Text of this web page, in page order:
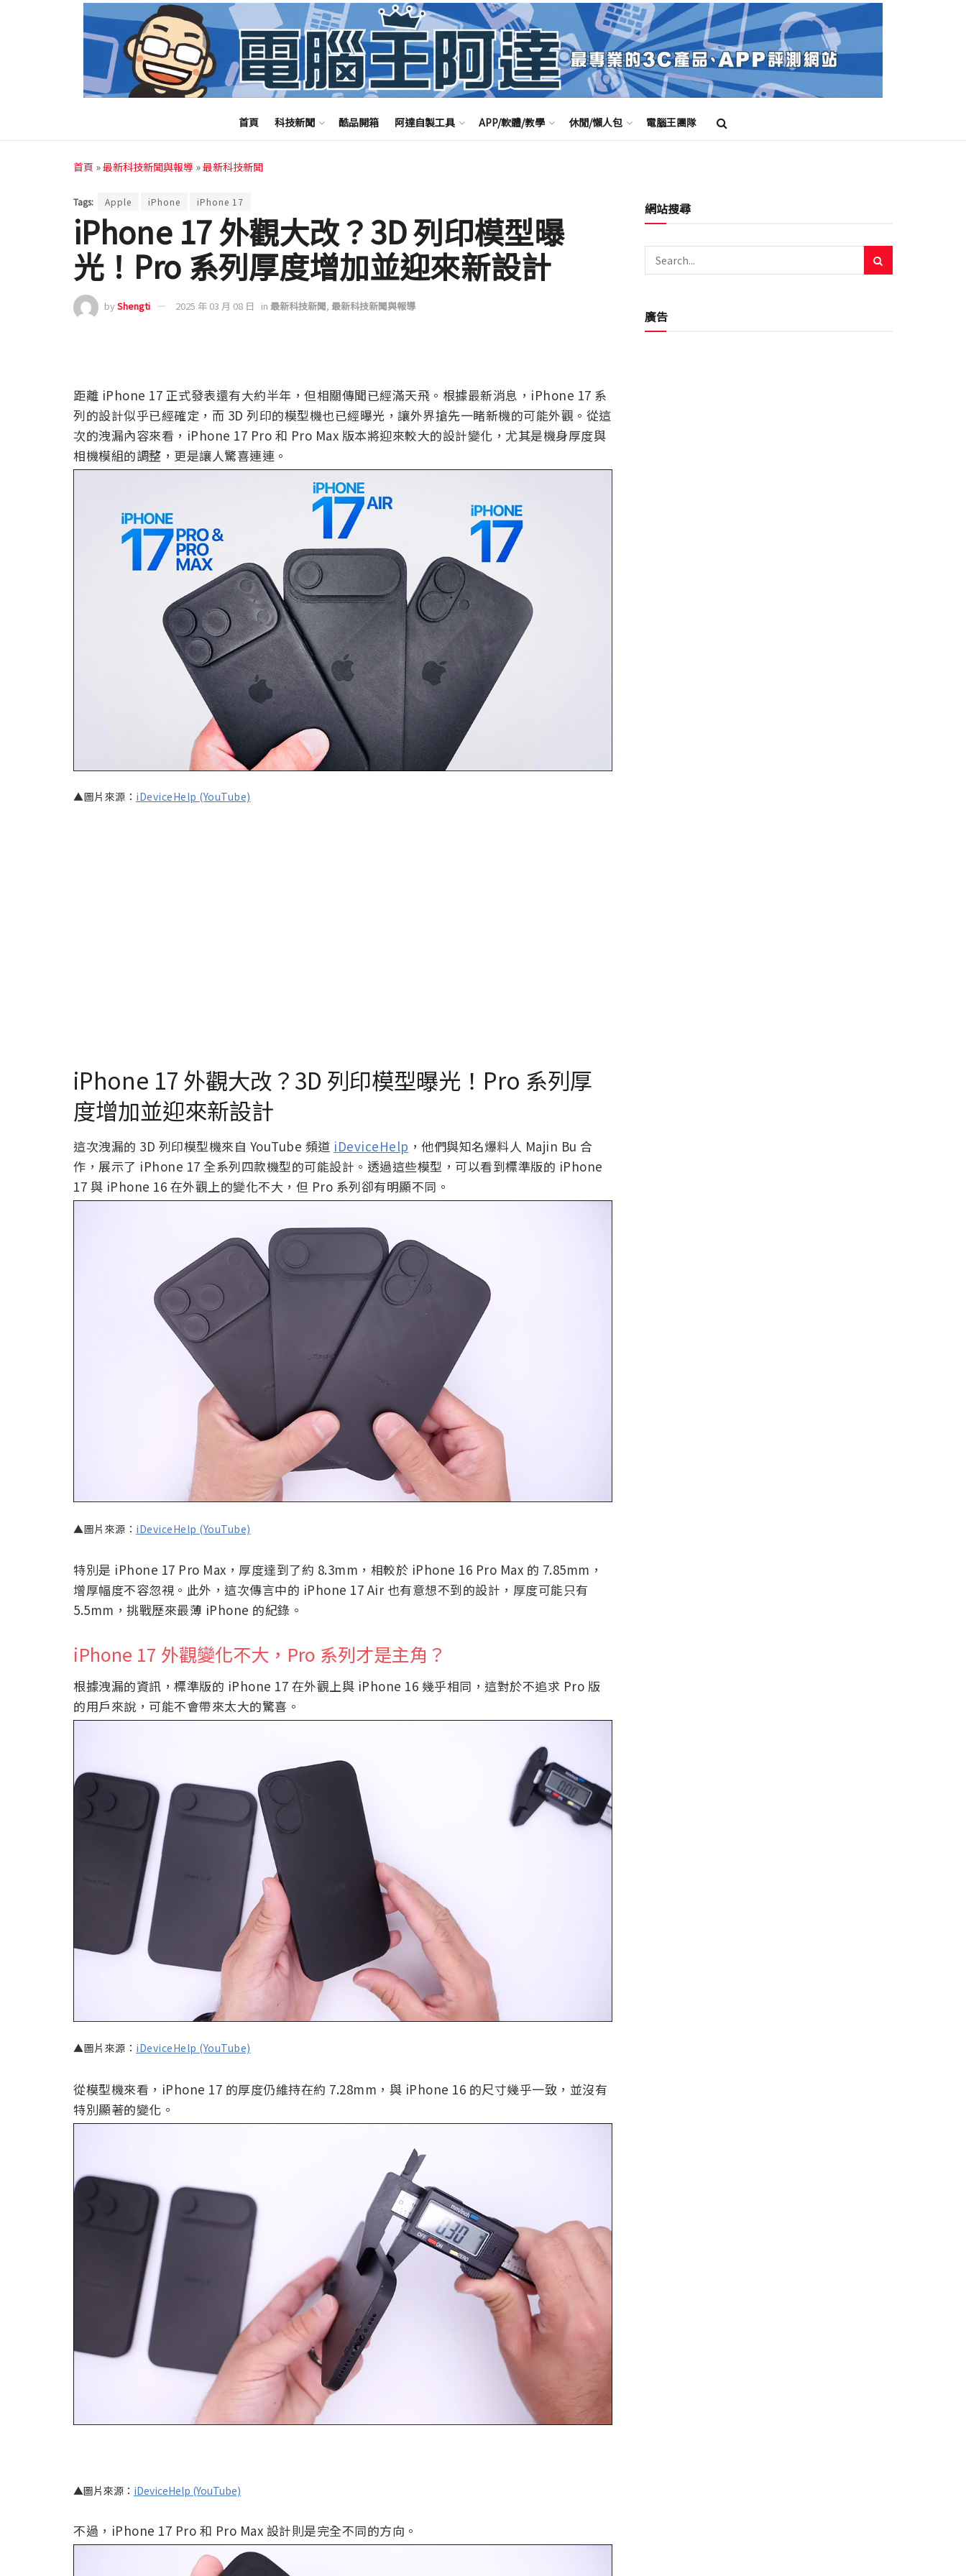
首頁 科技新聞 酷品開箱 阿達自製工具 APP/軟體/教學 休閒/懶人包 電腦王團隊
首頁 »最新科技新聞與報導 »最新科技新聞
Tags: Apple iPhone iPhone 17
iPhone 17 外觀大改？3D 列印模型曝
光！Pro 系列厚度增加並迎來新設計
byShengti 2025 年 03 月 08 日 in 最新科技新聞, 最新科技新聞與報導
距離 iPhone 17 正式發表還有大約半年，但相關傳聞已經滿天飛。根據最新消息，iPhone 17 系
列的設計似乎已經確定，而 3D 列印的模型機也已經曝光，讓外界搶先一睹新機的可能外觀。從這
次的洩漏內容來看，iPhone 17 Pro 和 Pro Max 版本將迎來較大的設計變化，尤其是機身厚度與
相機模組的調整，更是讓人驚喜連連。
▲圖片來源： iDeviceHelp (YouTube)
iPhone 17 外觀大改？3D 列印模型曝光！Pro 系列厚
度增加並迎來新設計
這次洩漏的 3D 列印模型機來自 YouTube 頻道 iDeviceHelp ，他們與知名爆料人 Majin Bu 合
作，展示了 iPhone 17 全系列四款機型的可能設計。透過這些模型，可以看到標準版的 iPhone
17 與 iPhone 16 在外觀上的變化不大，但 Pro 系列卻有明顯不同。
▲圖片來源： iDeviceHelp (YouTube)
特別是 iPhone 17 Pro Max，厚度達到了約 8.3mm，相較於 iPhone 16 Pro Max 的 7.85mm，
增厚幅度不容忽視。此外，這次傳言中的 iPhone 17 Air 也有意想不到的設計，厚度可能只有
5.5mm，挑戰歷來最薄 iPhone 的紀錄。
iPhone 17 外觀變化不大，Pro 系列才是主角？
根據洩漏的資訊，標準版的 iPhone 17 在外觀上與 iPhone 16 幾乎相同，這對於不追求 Pro 版
的用戶來說，可能不會帶來太大的驚喜。
▲圖片來源： iDeviceHelp (YouTube)
從模型機來看，iPhone 17 的厚度仍維持在約 7.28mm，與 iPhone 16 的尺寸幾乎一致，並沒有
特別顯著的變化。
▲圖片來源： iDeviceHelp (YouTube)
不過，iPhone 17 Pro 和 Pro Max 設計則是完全不同的方向。
網站搜尋
廣告